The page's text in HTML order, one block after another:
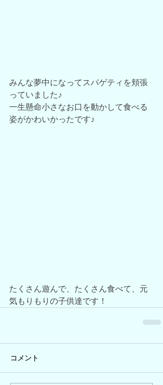
みんな夢中になってスパゲティを頬張
っていました♪
一生懸命小さなお口を動かして食べる
姿がかわいかったです♪
たくさん遊んで、たくさん食べて、元
気もりもりの子供達です！
コメント